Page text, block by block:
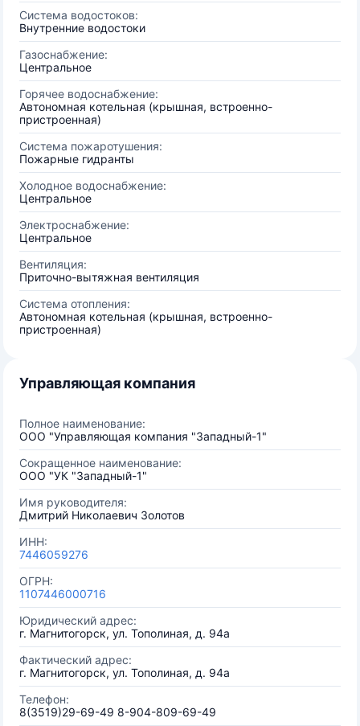
Система водостоков:
Внутренние водостоки
Газоснабжение:
Центральное
Горячее водоснабжение:
Автономная котельная (крышная, встроенно-
пристроенная)
Система пожаротушения:
Пожарные гидранты
Холодное водоснабжение:
Центральное
Электроснабжение:
Центральное
Вентиляция:
Приточно-вытяжная вентиляция
Система отопления:
Автономная котельная (крышная, встроенно-
пристроенная)
Управляющая компания
Полное наименование:
ООО "Управляющая компания "Западный-1"
Сокращенное наименование:
ООО "УК "Западный-1"
Имя руководителя:
Дмитрий Николаевич Золотов
ИНН:
7446059276
ОГРН:
1107446000716
Юридический адрес:
г. Магнитогорск, ул. Тополиная, д. 94а
Фактический адрес:
г. Магнитогорск, ул. Тополиная, д. 94а
Телефон:
8(3519)29-69-49 8-904-809-69-49